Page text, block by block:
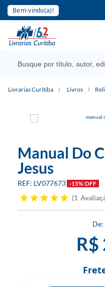
Bem-vindo(a)!
Livrarias Curitiba Livros
Manual Do
Jesus
LV077673 -15% OFF
1
R$